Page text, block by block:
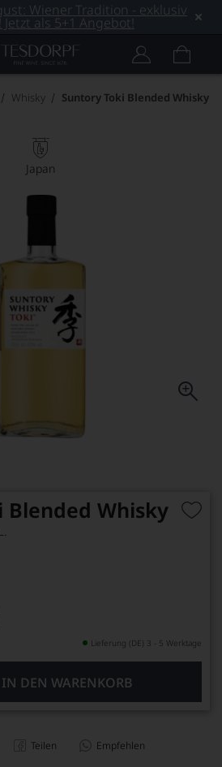
Wiener Tradition - exklusiv
als 5+1 Angebot!
Whisky Suntory Toki Blended Whisky
Japan
Blended Whisky
Lieferung (DE) 3 - 5 Werktage
IN DEN WARENKORB
Teilen Empfehlen